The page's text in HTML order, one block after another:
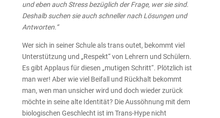
und eben auch Stress bezüglich der Frage, wer sie sind.
Deshalb suchen sie auch schneller nach Lösungen und
Antworten.“
Wer sich in seiner Schule als trans outet, bekommt viel
Unterstützung und „Respekt“ von Lehrern und Schülern.
Es gibt Applaus für diesen „mutigen Schritt“. Plötzlich ist
man wer! Aber wie viel Beifall und Rückhalt bekommt
man, wen man unsicher wird und doch wieder zurück
möchte in seine alte Identität? Die Aussöhnung mit dem
biologischen Geschlecht ist im Trans-Hype nicht